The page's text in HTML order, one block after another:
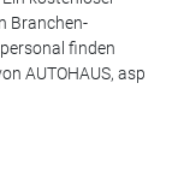
Branchen-
finden
AUTOHAUS, asp